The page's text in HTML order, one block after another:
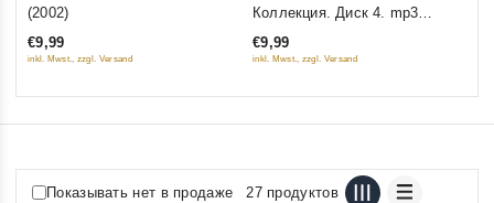
5
(2002)
€9,99
inkl. Mwst., zzgl. Versand
5
Коллекция. Диск 4. mp3
Коллекция
€9,99
inkl. Mwst., zzgl. Versand
Показывать нет в продаже 27 продуктов